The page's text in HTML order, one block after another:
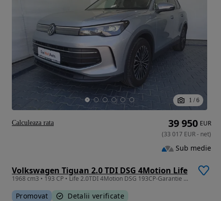
1 / 6
Volkswagen Tiguan 2.0 TDI DSG 4Motion Life
1968 cm3 • 193 CP • Life 2.0TDI 4Motion DSG 193CP-Garantie 2029-Posibilitate finantare
Promovat Detalii verificate
39 950 EUR
(33 017 EUR- net)
Sub medie
Calculeaza rata